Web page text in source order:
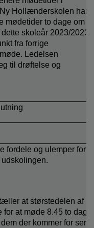
Hollænderskolen har
mødetider to dage om
skoleår 2023/2023.
fra forrige
Ledelsen
til drøftelse og
fordele og ulemper for
at størstedelen af
at møde 8.45 to dage
der kommer for sent